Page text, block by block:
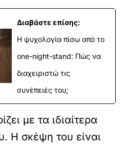
Διαβάστε επίσης:
Η ψυχολογία πίσω από το
one-night-stand: Πώς να
διαχειριστώ τις
συνέπειές του;
με τα ιδιαίτερα
Η σκέψη του είναι